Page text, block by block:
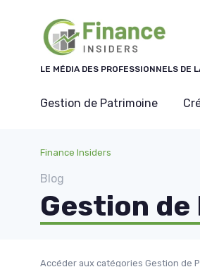
LE MÉDIA DES PROFESSIONNELS DE
Gestion de Patrimoine
Finance Insiders
Blog
Gestion
Accéder aux catégories Gestion de